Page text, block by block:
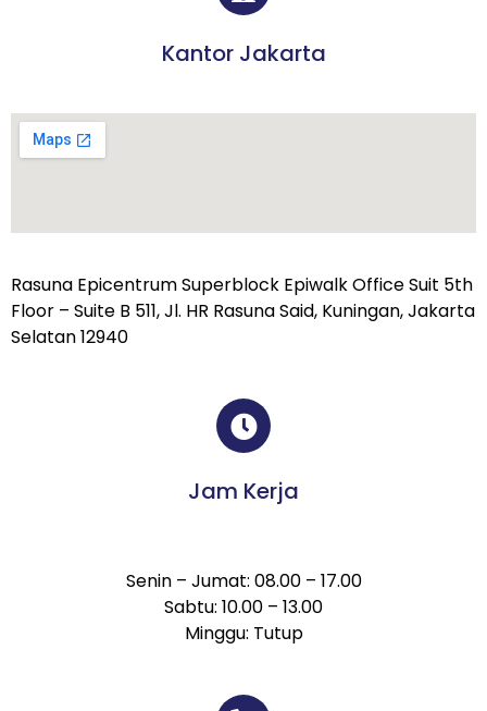
Kantor Jakarta
Rasuna Epicentrum Superblock Epiwalk Office Suit 5th
Floor – Suite B 511, Jl. HR Rasuna Said, Kuningan, Jakarta
Selatan 12940
Jam Kerja
Senin – Jumat: 08.00 – 17.00
Sabtu: 10.00 – 13.00
Minggu: Tutup